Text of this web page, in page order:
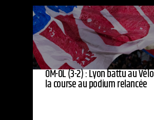
OM-OL (3-2) : Lyon battu au
la course au podium relancée